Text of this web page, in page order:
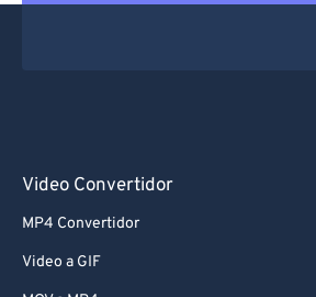
Video Convertidor
MP4 Convertidor
Video a GIF